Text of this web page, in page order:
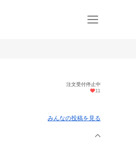
注文受付停止中
11
みんなの投稿を見る